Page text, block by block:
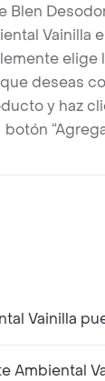
Blen
Vainilla
elige
deseas
y haz
botón
Vainilla
Ambiental